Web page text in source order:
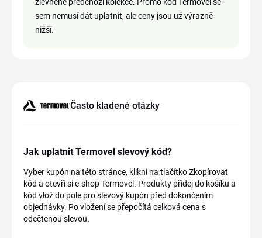
sem nemusí dát uplatnit, ale ceny jsou už výrazně
nižší.
Často kladené otázky
Jak uplatnit Termovel slevový kód?
Vyber kupón na této stránce, klikni na tlačítko Zkopírovat
kód a otevři si e-shop Termovel. Produkty přidej do košíku a
kód vlož do pole pro slevový kupón před dokončením
objednávky. Po vložení se přepočítá celková cena s
odečtenou slevou.